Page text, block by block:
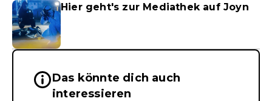
Hier geht's zur Mediathek auf Joyn
Wichtige Hinweise &
Das könnte dich auch
interessieren